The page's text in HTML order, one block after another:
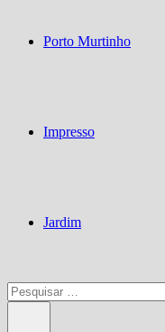
Porto Murtinho
Impresso
Jardim
Pesquisar
por: